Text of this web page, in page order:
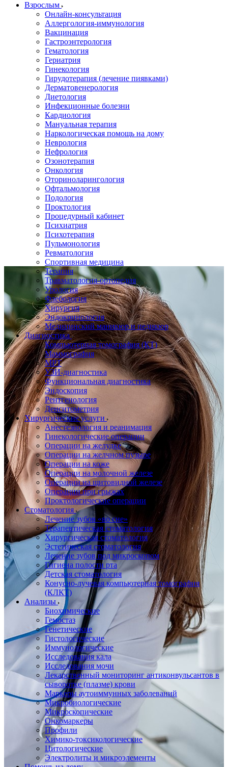
Взрослым
Онлайн-консультация
Аллергология-иммунология
Вакцинация
Гастроэнтерология
Гематология
Гериатрия
Гинекология
Гирудотерапия (лечение пиявками)
Дерматовенерология
Диетология
Инфекционные болезни
Кардиология
Мануальная терапия
Наркологическая помощь на дому
Неврология
Нефрология
Озонотерапия
Онкология
Оториноларингология
Офтальмология
Подология
Проктология
Процедурный кабинет
Психиатрия
Психотерапия
Пульмонология
Ревматология
Спортивная медицина
Терапия
Травматология-ортопедия
Урология
Флебология
Хирургия
Эндокринология
Медицинский маникюр и педикюр
Диагностика
Компьютерная томография (КТ)
Маммография
МРТ
УЗИ-диагностика
Функциональная диагностика
Эндоскопия
Рентгенология
Денситометрия
Хирургические услуги
Анестезиология и реанимация
Гинекологические операции
Операции на желудке
Операции на желчном пузыре
Операции на коже
Операции на молочной железе
Операции на щитовидной железе
Операции при грыжах
Проктологические операции
Стоматология
Лечение зубов «во сне»
Терапевтическая стоматология
Хирургическая стоматология
Эстетическая стоматология
Лечение зубов под микроскопом
Гигиена полости рта
Детская стоматология
Конусно-лучевая компьютерная томография
(КЛКТ)
Анализы
Биохимические
Гемостаз
Генетические
Гистологические
Иммунологические
Исследования кала
Исследования мочи
Лекарственный мониторинг антиконвульсантов в
сыворотке (плазме) крови
Маркеры аутоиммунных заболеваний
Микробиологические
Микроскопические
Онкомаркеры
Профили
Химико-токсикологические
Цитологические
Электролиты и микроэлементы